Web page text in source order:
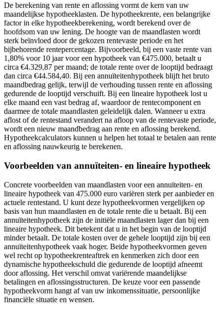
De berekening van rente en aflossing vormt de kern van uw
maandelijkse hypotheeklasten. De hypotheekrente, een belangrijke
factor in elke hypotheekberekening, wordt berekend over de
hoofdsom van uw lening. De hoogte van de maandlasten wordt
sterk beïnvloed door de gekozen rentevaste periode en het
bijbehorende rentepercentage. Bijvoorbeeld, bij een vaste rente van
1,80% voor 10 jaar voor een hypotheek van €475.000, betaalt u
circa €4.329,87 per maand; de totale rente over de looptijd bedraagt
dan circa €44.584,40. Bij een annuïteitenhypotheek blijft het bruto
maandbedrag gelijk, terwijl de verhouding tussen rente en aflossing
gedurende de looptijd verschuift. Bij een lineaire hypotheek lost u
elke maand een vast bedrag af, waardoor de rentecomponent en
daarmee de totale maandlasten geleidelijk dalen. Wanneer u extra
aflost of de rentestand verandert na afloop van de rentevaste periode,
wordt een nieuw maandbedrag aan rente en aflossing berekend.
Hypotheekcalculators kunnen u helpen het totaal te betalen aan rente
en aflossing nauwkeurig te berekenen.
Voorbeelden van annuïteiten- en lineaire hypotheek
Concrete voorbeelden van maandlasten voor een annuïteiten- en
lineaire hypotheek van 475.000 euro variëren sterk per aanbieder en
actuele rentestand. U kunt deze hypotheekvormen vergelijken op
basis van hun maandlasten en de totale rente die u betaalt. Bij een
annuïteitenhypotheek zijn de initiële maandlasten lager dan bij een
lineaire hypotheek. Dit betekent dat u in het begin van de looptijd
minder betaalt. De totale kosten over de gehele looptijd zijn bij een
annuïteitenhypotheek vaak hoger. Beide hypotheekvormen geven
wel recht op hypotheekrenteaftrek en kenmerken zich door een
dynamische hypotheekschuld die gedurende de looptijd afneemt
door aflossing. Het verschil omvat variërende maandelijkse
betalingen en aflossingsstructuren. De keuze voor een passende
hypotheekvorm hangt af van uw inkomenssituatie, persoonlijke
financiële situatie en wensen.